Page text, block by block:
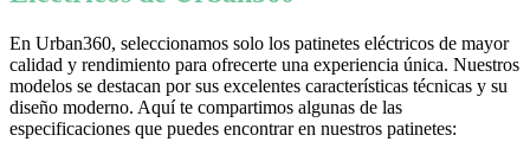
En Urban360, seleccionamos solo los patinetes eléctricos de mayor
calidad y rendimiento para ofrecerte una experiencia única. Nuestros
modelos se destacan por sus excelentes características técnicas y su
diseño moderno. Aquí te compartimos algunas de las
especificaciones que puedes encontrar en nuestros patinetes: